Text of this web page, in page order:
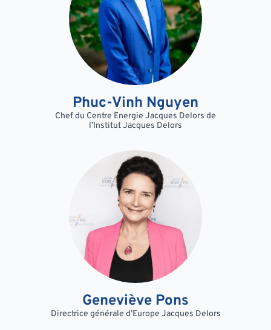
Phuc-Vinh Nguyen
Chef du Centre Energie Jacques Delors de
l’Institut Jacques Delors
Geneviève Pons
Directrice générale d’Europe Jacques Delors